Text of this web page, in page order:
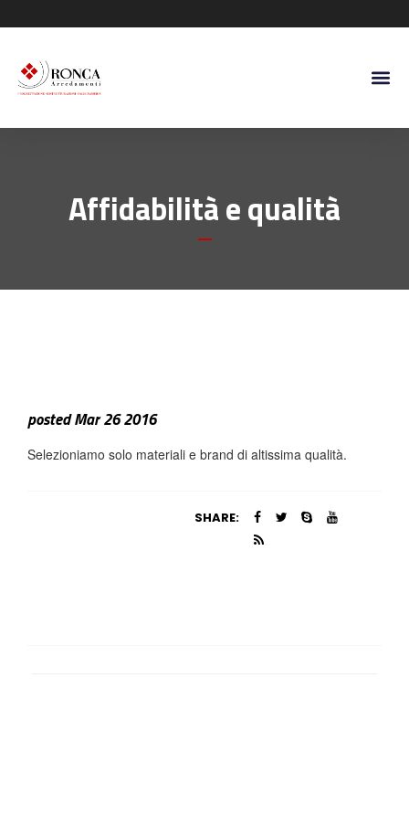
Affidabilità e qualità
posted Mar 26 2016
Selezioniamo solo materiali e brand di altissima qualità.
SHARE: